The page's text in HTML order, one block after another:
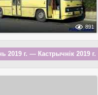
891
2019 г. — Кастрычнік 2019 г.